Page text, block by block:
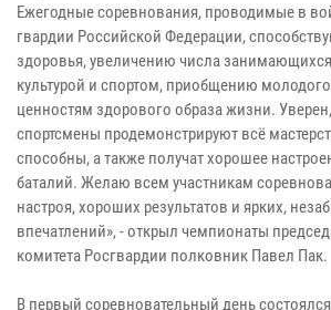
Ежегодные соревнования, проводимые в
гвардии Российской Федерации,
здоровья, увеличению числа
культурой и спортом, приобщению
ценностям здорового образа жизни.
спортсмены продемонстрируют всё
способны, а также получат хорошее
баталий. Желаю всем участникам
настроя, хороших результатов и ярких,
впечатлений», - открыл чемпионаты
комитета Росгвардии полковник Павел Пак.
В первый соревновательный день